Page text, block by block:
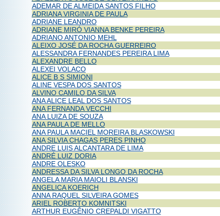
ADEMAR DE ALMEIDA SANTOS FILHO
ADRIANA VIRGINIA DE PAULA
ADRIANE LEANDRO
ADRIANE MIRÓ VIANNA BENKE PEREIRA
ADRIANO ANTONIO MEHL
ALEIXO JOSÉ DA ROCHA GUERREIRO
ALESSANDRA FERNANDES PEREIRA LIMA
ALEXANDRE BELLO
ALEXEI VOLACO
ALICE B S SIMIONI
ALINE VESPA DOS SANTOS
ALVINO CAMILO DA SILVA
ANA ALICE LEAL DOS SANTOS
ANA FERNANDA VECCHI
ANA LUIZA DE SOUZA
ANA PAULA DE MELLO
ANA PAULA MACIEL MOREIRA BLASKOWSKI
ANA SILVIA CHAGAS PERES PINHO
ANDRE LUIS ALCANTARA DE LIMA
ANDRÉ LUIZ DORIA
ANDRE OLESKO
ANDRESSA DA SILVA LONGO DA ROCHA
ANGELA MARIA MAIOLI BLANSKI
ANGELICA KOERICH
ANNA RAQUEL SILVEIRA GOMES
ARIEL ROBERTO KOMNITSKI
ARTHUR EUGÊNIO CREPALDI VIGATTO